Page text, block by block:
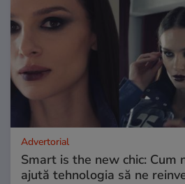
Advertorial
Smart is the new chic: Cum
ajută tehnologia să ne